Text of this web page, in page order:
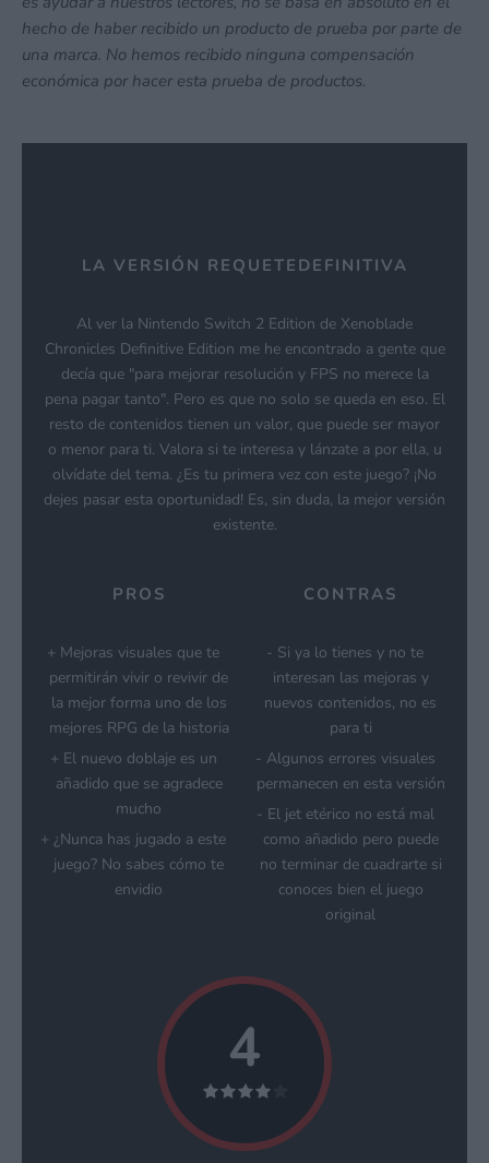
hecho de haber recibido un producto de prueba por parte de
una marca. No hemos recibido ninguna compensación
económica por hacer esta prueba de productos.
LA VERSIÓN REQUETEDEFINITIVA
Al ver la Nintendo Switch 2 Edition de Xenoblade
Chronicles Definitive Edition me he encontrado a gente que
decía que "para mejorar resolución y FPS no merece la
pena pagar tanto". Pero es que no solo se queda en eso. El
resto de contenidos tienen un valor, que puede ser mayor
o menor para ti. Valora si te interesa y lánzate a por ella, u
olvídate del tema. ¿Es tu primera vez con este juego? ¡No
dejes pasar esta oportunidad! Es, sin duda, la mejor versión
existente.
PROS
Mejoras visuales que te
permitirán vivir o revivir de
la mejor forma uno de los
mejores RPG de la historia
El nuevo doblaje es un
añadido que se agradece
mucho
¿Nunca has jugado a este
juego? No sabes cómo te
envidio
CONTRAS
Si ya lo tienes y no te
interesan las mejoras y
nuevos contenidos, no es
para ti
Algunos errores visuales
permanecen en esta versión
El jet etérico no está mal
como añadido pero puede
no terminar de cuadrarte si
conoces bien el juego
original
4